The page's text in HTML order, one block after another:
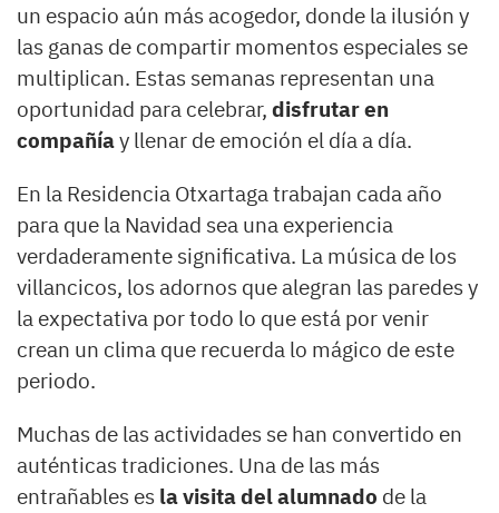
un espacio aún más acogedor, donde la ilusión y
las ganas de compartir momentos especiales se
multiplican. Estas semanas representan una
oportunidad para celebrar, disfrutar en
compañíay llenar de emoción el día a día.
En la Residencia Otxartaga trabajan cada año
para que la Navidad sea una experiencia
verdaderamente significativa. La música de los
villancicos, los adornos que alegran las paredes y
la expectativa por todo lo que está por venir
crean un clima que recuerda lo mágico de este
periodo.
Muchas de las actividades se han convertido en
auténticas tradiciones. Una de las más
entrañables es la visita del alumnado de la